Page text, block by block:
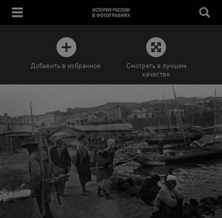
Добавить в избранное
Смотреть в лучшем
качестве